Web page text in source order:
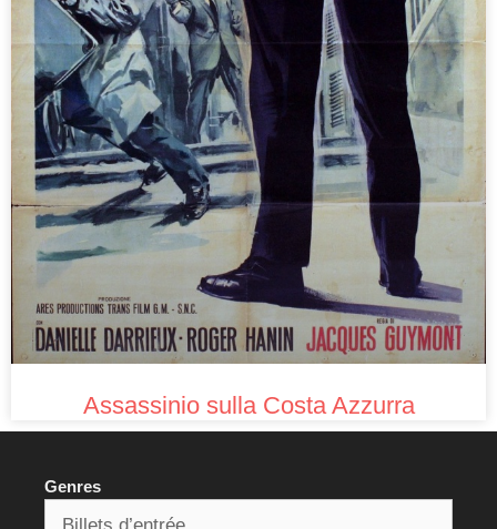
Assassinio sulla Costa Azzurra
Genres